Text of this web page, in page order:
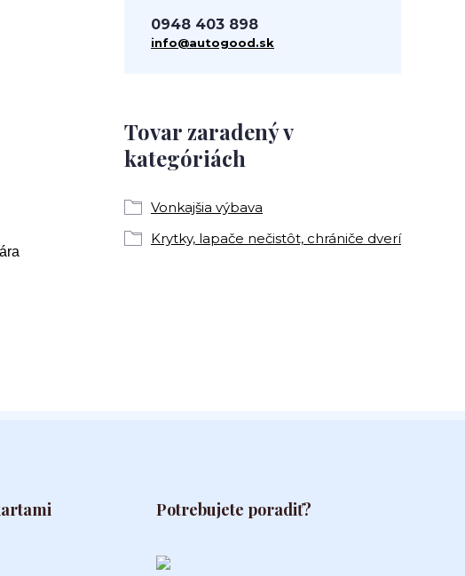
Tovar zaradený v
kategóriách
Vonkajšia výbava
Krytky, lapače nečistôt, chrániče dverí
0948 403 898
info@autogood.sk
Potrebujete poradiť?